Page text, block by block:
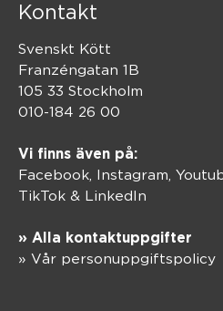
Kontakt
Svenskt Kött
Franzéngatan 1B
105 33 Stockholm
010-184 26 00
Vi finns även på:
Facebook, Instagram
TikTok & LinkedIn
» Alla kontaktuppgifter
» Vår personuppgiftspolicy